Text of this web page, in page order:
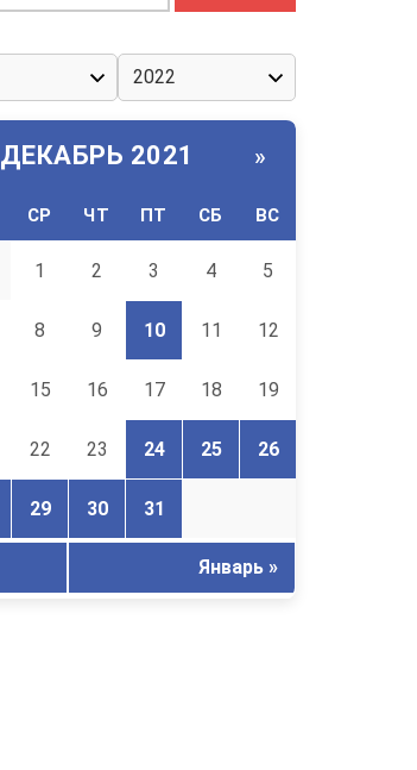
ДЕКАБРЬ 2021 »
СР ЧТ ПТ СБ ВС
1 2 3 4 5
8 9 10 11 12
15 16 17 18 19
22 23 24 25 26
29 30 31
Январь »